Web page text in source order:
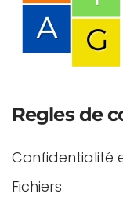
Regles de
Confidentialité
Fichiers